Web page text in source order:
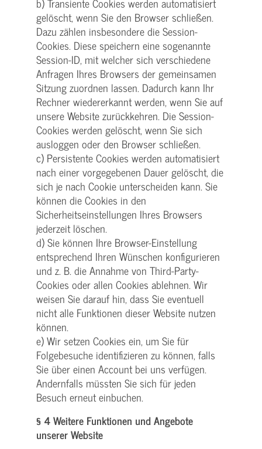
gelöscht, wenn Sie den Browser schließen.
Dazu zählen insbesondere die Session-
Cookies. Diese speichern eine sogenannte
Session-ID, mit welcher sich verschiedene
Anfragen Ihres Browsers der gemeinsamen
Sitzung zuordnen lassen. Dadurch kann Ihr
Rechner wiedererkannt werden, wenn Sie auf
unsere Website zurückkehren. Die Session-
Cookies werden gelöscht, wenn Sie sich
ausloggen oder den Browser schließen.
c) Persistente Cookies werden automatisiert
nach einer vorgegebenen Dauer gelöscht, die
sich je nach Cookie unterscheiden kann. Sie
können die Cookies in den
Sicherheitseinstellungen Ihres Browsers
jederzeit löschen.
d) Sie können Ihre Browser-Einstellung
entsprechend Ihren Wünschen konfigurieren
und z. B. die Annahme von Third-Party-
Cookies oder allen Cookies ablehnen. Wir
weisen Sie darauf hin, dass Sie eventuell
nicht alle Funktionen dieser Website nutzen
können.
e) Wir setzen Cookies ein, um Sie für
Folgebesuche identifizieren zu können, falls
Sie über einen Account bei uns verfügen.
Andernfalls müssten Sie sich für jeden
Besuch erneut einbuchen.
§ 4 Weitere Funktionen und Angebote
unserer Website